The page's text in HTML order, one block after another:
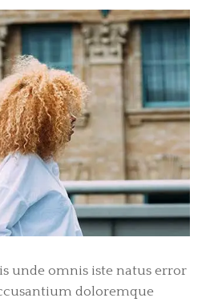
unde omnis iste natus error
doloremque